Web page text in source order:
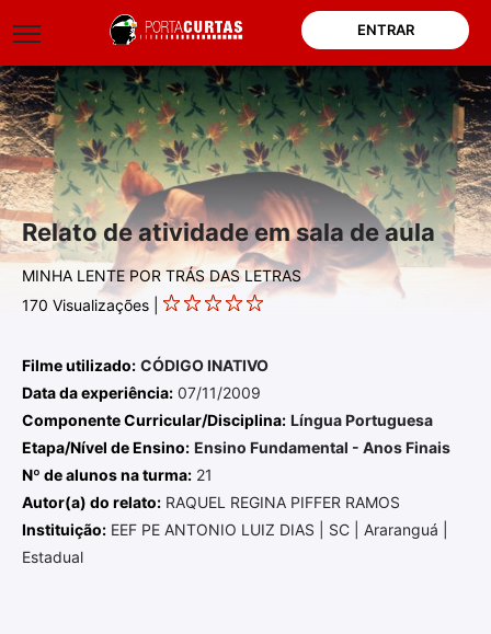
ENTRAR
Relato de atividade em sala de aula
MINHA LENTE POR TRÁS DAS LETRAS
170 Visualizações |
Filme utilizado: CÓDIGO INATIVO
Data da experiência: 07/11/2009
Componente Curricular/Disciplina: Língua Portuguesa
Etapa/Nível de Ensino: Ensino Fundamental - Anos Finais
Nº de alunos na turma: 21
Autor(a) do relato: RAQUEL REGINA PIFFER RAMOS
Instituição: EEF PE ANTONIO LUIZ DIAS | SC | Araranguá |
Estadual